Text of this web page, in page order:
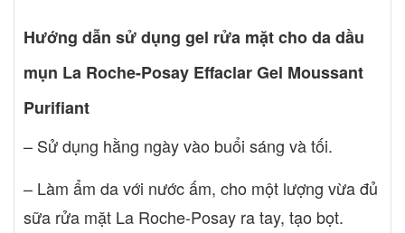
Hướng dẫn sử dụng gel rửa mặt cho da dầu
mụn La Roche-Posay Effaclar Gel Moussant
Purifiant
– Sử dụng hằng ngày vào buổi sáng và tối.
– Làm ẩm da với nước ấm, cho một lượng vừa đủ
sữa rửa mặt La Roche-Posay ra tay, tạo bọt.